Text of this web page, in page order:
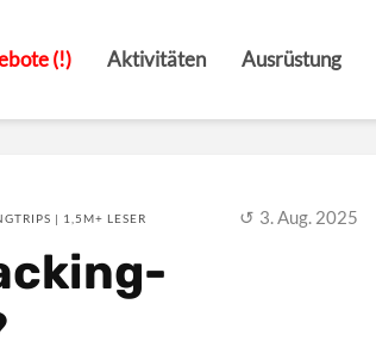
(!) Aktivitäten Ausrüstung
| 1,5M+ LESER 3. Aug. 2025